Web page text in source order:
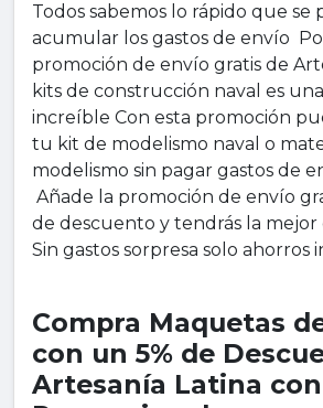
Todos sabemos lo rápido que se
acumular los gastos de envío
promoción de envío gratis de
kits de construcción naval es
increíble Con esta promoción
tu kit de modelismo naval o
modelismo sin pagar gastos de
Añade la promoción de envío
de descuento y tendrás la mejor
Sin gastos sorpresa solo ahorros
Compra Maquetas
con un 5% de
Artesanía Latina